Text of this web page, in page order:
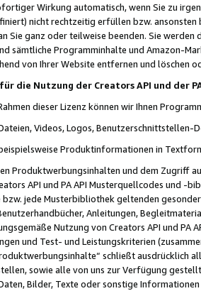
Wirkung automatisch, wenn Sie zu
nicht rechtzeitig erfüllen bzw. ansonsten
Sie ganz oder teilweise beenden. Sie werden
sämtliche Programminhalte und Amazon-
von Ihrer Website entfernen und löschen
die Nutzung der Creators API und der
dieser Lizenz können wir Ihnen
Videos, Logos, Benutzerschnittstellen-
Produktinformationen in
Produktwerbungsinhalten und dem Zugriff
API und PA API Musterquellcodes und
jede Musterbibliothek geltenden
Anleitungen,
Nutzung von Creators API und PA
und Test- und Leistungskriterien
schließt ausdrücklich
sowie alle von uns zur Verfügung
Bilder, Texte oder sonstige